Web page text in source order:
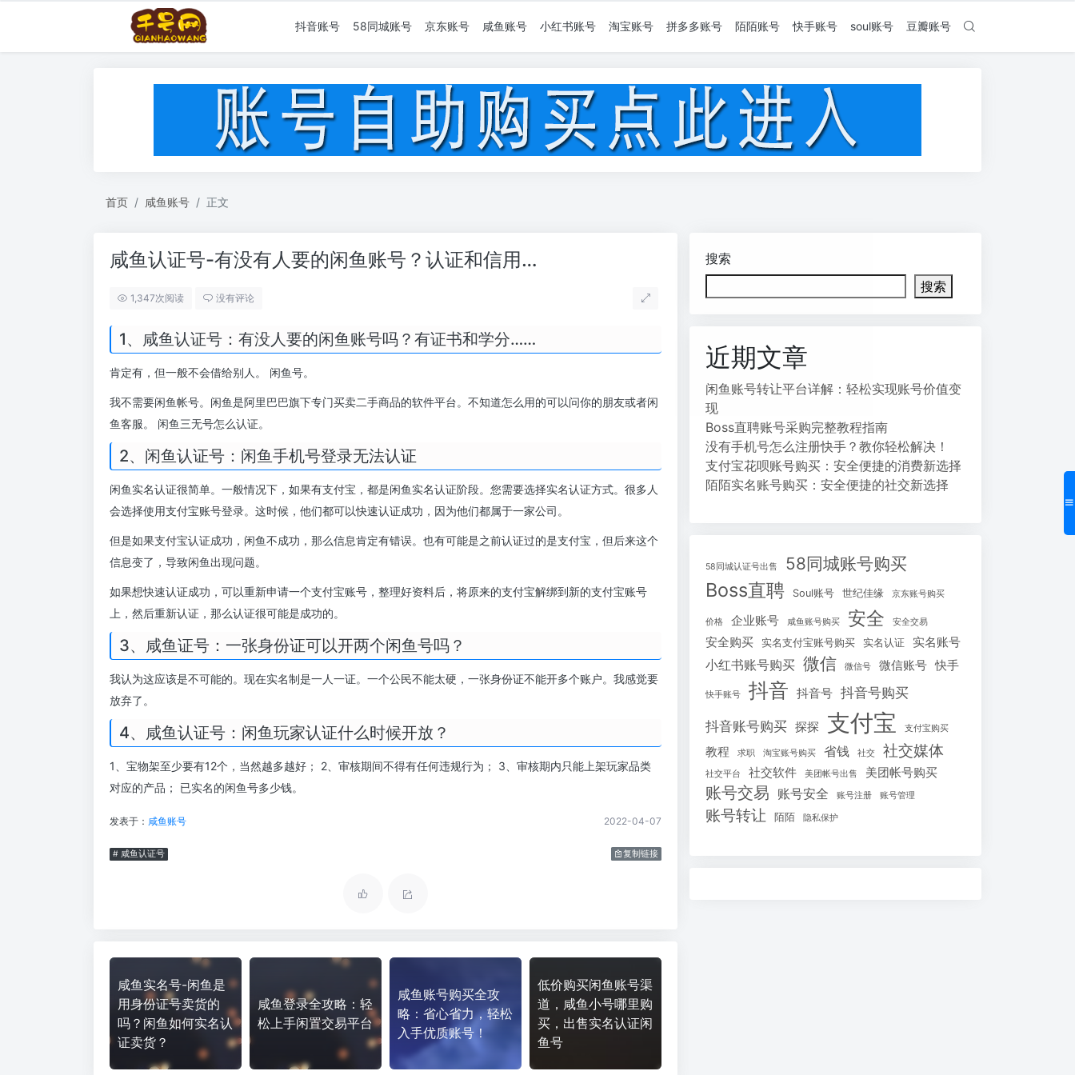
抖音账号 58同城账号 京东账号 咸鱼账号 小红书账号 淘宝账号 拼多多账号 陌陌账号 快手账号 soul账号 豆瓣账号
首页 咸鱼账号 正文
咸鱼认证号-有没有人要的闲鱼账号？认证和信用…
1,347次阅读 没有评论
1、咸鱼认证号：有没人要的闲鱼账号吗？有证书和学分……
肯定有，但一般不会借给别人。 闲鱼号。
我不需要闲鱼帐号。闲鱼是阿里巴巴旗下专门买卖二手商品的软件平台。不知道怎么用的可以问你的朋友或者闲
鱼客服。 闲鱼三无号怎么认证。
2、闲鱼认证号：闲鱼手机号登录无法认证
闲鱼实名认证很简单。一般情况下，如果有支付宝，都是闲鱼实名认证阶段。您需要选择实名认证方式。很多人
会选择使用支付宝账号登录。这时候，他们都可以快速认证成功，因为他们都属于一家公司。
但是如果支付宝认证成功，闲鱼不成功，那么信息肯定有错误。也有可能是之前认证过的是支付宝，但后来这个
信息变了，导致闲鱼出现问题。
如果想快速认证成功，可以重新申请一个支付宝账号，整理好资料后，将原来的支付宝解绑到新的支付宝账号
上，然后重新认证，那么认证很可能是成功的。
3、咸鱼证号：一张身份证可以开两个闲鱼号吗？
我认为这应该是不可能的。现在实名制是一人一证。一个公民不能太硬，一张身份证不能开多个账户。我感觉要
放弃了。
4、咸鱼认证号：闲鱼玩家认证什么时候开放？
1、宝物架至少要有12个，当然越多越好； 2、审核期间不得有任何违规行为； 3、审核期内只能上架玩家品类
对应的产品； 已实名的闲鱼号多少钱。
发表于： 咸鱼账号 2022-04-07
# 咸鱼认证号 复制链接
咸鱼实名号-闲鱼是
用身份证号卖货的
吗？闲鱼如何实名认
证卖货？
咸鱼登录全攻略：轻
松上手闲置交易平台
咸鱼账号购买全攻
略：省心省力，轻松
入手优质账号！
低价购买闲鱼账号渠
道，咸鱼小号哪里购
买，出售实名认证闲
鱼号
搜索
搜索
近期文章
闲鱼账号转让平台详解：轻松实现账号价值变
现
Boss直聘账号采购完整教程指南
没有手机号怎么注册快手？教你轻松解决！
支付宝花呗账号购买：安全便捷的消费新选择
陌陌实名账号购买：安全便捷的社交新选择
58同城认证号出售 58同城账号购买
Boss直聘 Soul账号 世纪佳缘 京东账号购买
价格 企业账号 咸鱼账号购买 安全 安全交易
安全购买 实名支付宝账号购买 实名认证 实名账号
小红书账号购买 微信 微信号 微信账号 快手
快手账号 抖音 抖音号 抖音号购买
抖音账号购买 探探 支付宝 支付宝购买
教程 求职 淘宝账号购买 省钱 社交 社交媒体
社交平台 社交软件 美团帐号出售 美团帐号购买
账号交易 账号安全 账号注册 账号管理
账号转让 陌陌 隐私保护